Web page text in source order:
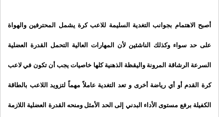
أصبح الاهتمام بجوانب التغدية السليمة للاعب كرة يشمل المحترفين والهواة
على حد سواء وكذلك الناشئين لأن المهارات العالية التحمل القدرة العضلية
السرعة الرشاقة المرونة واليقظة الذهنية كلها خاصيات يجب أن تكون في لاعب
كرة القدم أو أي رياضة أخرى و تعد التغدية عاملاً مهماً لتزويد اللاعب بالطاقة
الكفيلة برفع مستوى الأداء البدني إلى الحد الأمثل ومنحه القدرة العضلية اللازمة